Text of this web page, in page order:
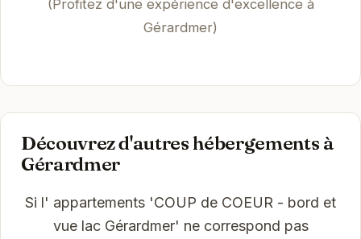
(Profitez d'une expérience d'excellence à
Gérardmer)
Découvrez d'autres hébergements à
Gérardmer
Si l' appartements 'COUP de COEUR - bord et
vue lac Gérardmer' ne correspond pas